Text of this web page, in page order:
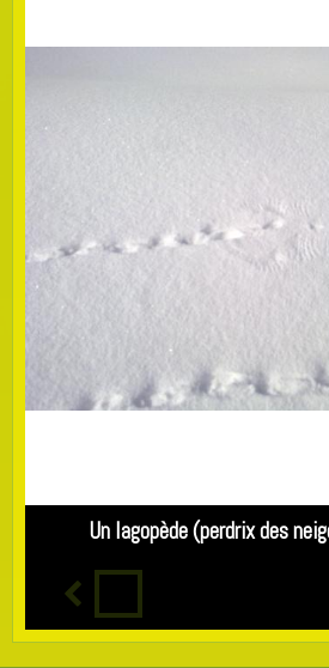
Un lagopède (perdrix des